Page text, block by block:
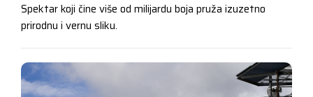
Spektar koji čine više od milijardu boja pruža izuzetno
prirodnu i vernu sliku.